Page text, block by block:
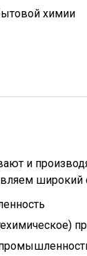
химии
и
широкий